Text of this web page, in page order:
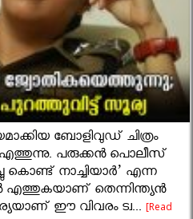
ബോളിവുഡ് ചിത്രം
എത്തുന്നു. പരുക്ക‌ൻ പൊലീസ്
കൊണ്ട് നാച്ചിയാർ’ എന്ന
എത്തുകയാണ് തെന്നിന്ത്യൻ
ഈ വിവരം ട്വ...[Read